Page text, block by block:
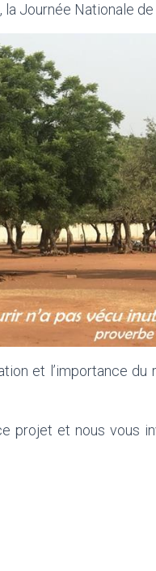
Journée Nationale de
et l’importance du
projet et nous vous